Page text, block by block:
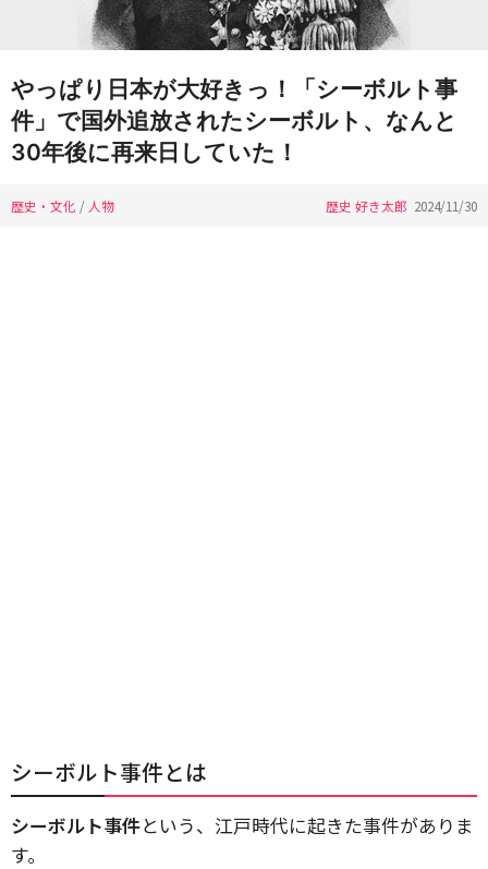
やっぱり日本が大好きっ！「シーボルト事
件」で国外追放されたシーボルト、なんと
30年後に再来日していた！
歴史・文化 / 人物 歴史 好き太郎 2024/11/30
シーボルト事件とは
シーボルト事件という、江戸時代に起きた事件がありま
す。